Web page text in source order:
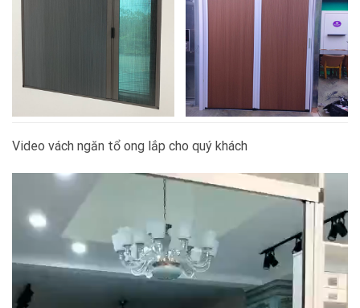
Video vách ngăn tổ ong lắp cho quý khách
Video